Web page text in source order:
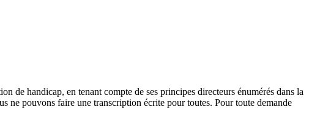
de handicap, en tenant compte de ses principes directeurs énumérés dans la
ne pouvons faire une transcription écrite pour toutes. Pour toute demande